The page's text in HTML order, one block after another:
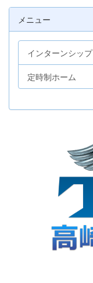
メニュー
インターンシップ
定時制ホーム